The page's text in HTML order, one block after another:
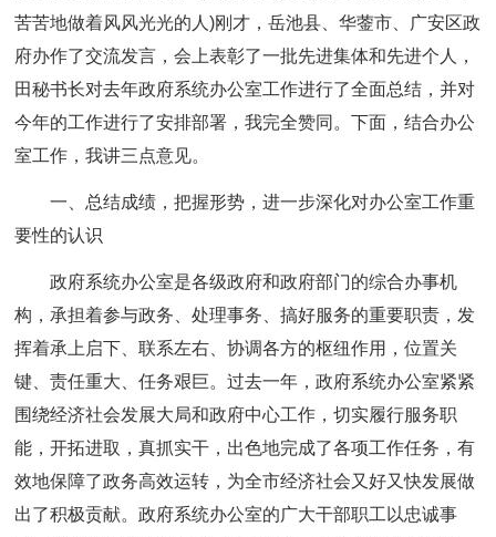
苦苦地做着风风光光的人)刚才，岳池县、华蓥市、广安区政
府办作了交流发言，会上表彰了一批先进集体和先进个人，
田秘书长对去年政府系统办公室工作进行了全面总结，并对
今年的工作进行了安排部署，我完全赞同。下面，结合办公
室工作，我讲三点意见。
一、总结成绩，把握形势，进一步深化对办公室工作重
要性的认识
政府系统办公室是各级政府和政府部门的综合办事机
构，承担着参与政务、处理事务、搞好服务的重要职责，发
挥着承上启下、联系左右、协调各方的枢纽作用，位置关
键、责任重大、任务艰巨。过去一年，政府系统办公室紧紧
围绕经济社会发展大局和政府中心工作，切实履行服务职
能，开拓进取，真抓实干，出色地完成了各项工作任务，有
效地保障了政务高效运转，为全市经济社会又好又快发展做
出了积极贡献。政府系统办公室的广大干部职工以忠诚事